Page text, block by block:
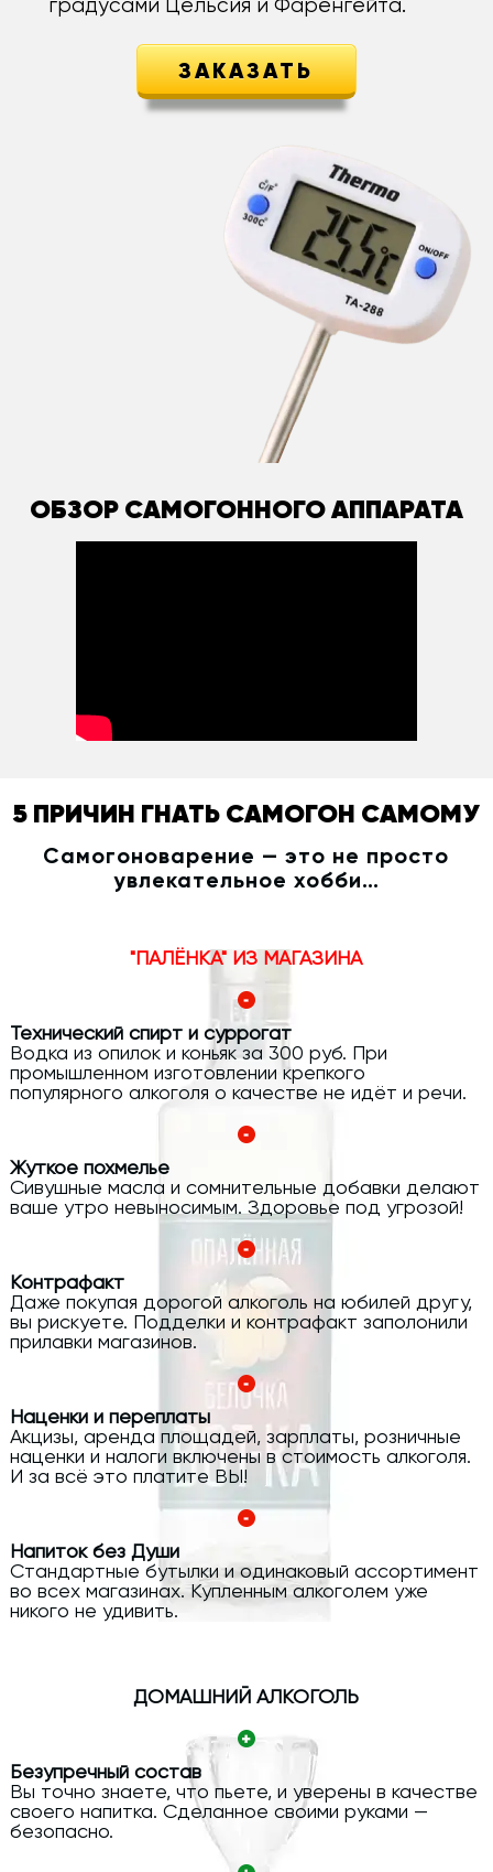
градусами Цельсия и Фаренгейта.
ЗАКАЗАТЬ
ОБЗОР САМОГОННОГО АППАРАТА
5 ПРИЧИН ГНАТЬ САМОГОН САМОМУ
Самогоноварение — это не просто
увлекательное хобби…
"ПАЛЁНКА" ИЗ МАГАЗИНА
Технический спирт и суррогат
Водка из опилок и коньяк за 300 руб. При
промышленном изготовлении крепкого
популярного алкоголя о качестве не идёт и речи.
Жуткое похмелье
Сивушные масла и сомнительные добавки делают
ваше утро невыносимым. Здоровье под угрозой!
Контрафакт
Даже покупая дорогой алкоголь на юбилей другу,
вы рискуете. Подделки и контрафакт заполонили
прилавки магазинов.
Наценки и переплаты
Акцизы, аренда площадей, зарплаты, розничные
наценки и налоги включены в стоимость алкоголя.
И за всё это платите ВЫ!
Напиток без Души
Стандартные бутылки и одинаковый ассортимент
во всех магазинах. Купленным алкоголем уже
никого не удивить.
ДОМАШНИЙ АЛКОГОЛЬ
Безупречный состав
Вы точно знаете, что пьете, и уверены в качестве
своего напитка. Сделанное своими руками —
безопасно.